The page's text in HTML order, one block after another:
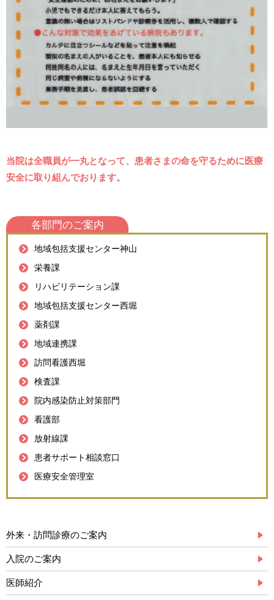
当院は全職員が一丸となって、患者さまの命を守るために医療
安全に取り組んでおります。
各部門のご案内
地域包括支援センター神山
栄養課
リハビリテーション課
地域包括支援センター西堀
薬剤課
地域連携課
訪問看護西堀
検査課
院内感染防止対策部門
看護部
放射線課
患者サポート相談窓口
医療安全管理室
外来・訪問診療のご案内
入院のご案内
医師紹介